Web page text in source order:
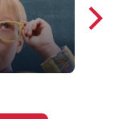
loga